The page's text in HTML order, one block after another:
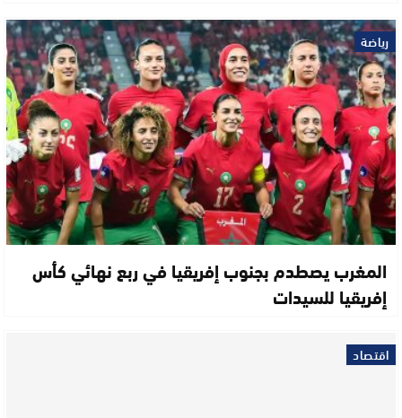
رياضة
المغرب يصطدم بجنوب إفريقيا في ربع نهائي كأس
إفريقيا للسيدات
اقتصاد